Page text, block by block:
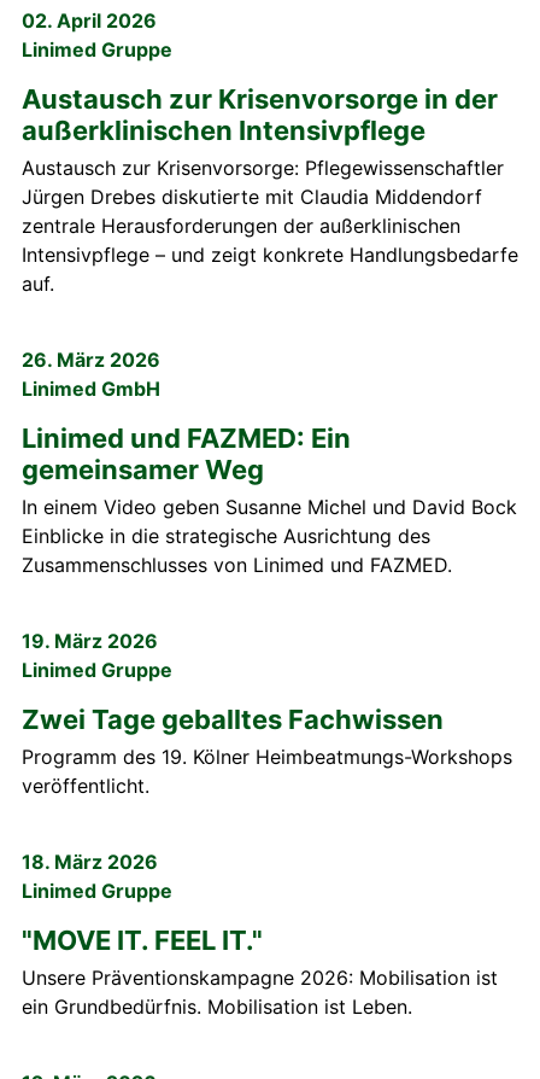
02. April 2026
Linimed Gruppe
Austausch zur Krisenvorsorge in der
außerklinischen Intensivpflege
Austausch zur Krisenvorsorge: Pflegewissenschaftler
Jürgen Drebes diskutierte mit Claudia Middendorf
zentrale Herausforderungen der außerklinischen
Intensivpflege – und zeigt konkrete Handlungsbedarfe
auf.
26. März 2026
Linimed GmbH
Linimed und FAZMED: Ein
gemeinsamer Weg
In einem Video geben Susanne Michel und David Bock
Einblicke in die strategische Ausrichtung des
Zusammenschlusses von Linimed und FAZMED.
19. März 2026
Linimed Gruppe
Zwei Tage geballtes Fachwissen
Programm des 19. Kölner Heimbeatmungs-Workshops
veröffentlicht.
18. März 2026
Linimed Gruppe
"MOVE IT. FEEL IT."
Unsere Präventionskampagne 2026: Mobilisation ist
ein Grundbedürfnis. Mobilisation ist Leben.